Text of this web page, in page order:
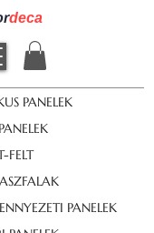
deca
PANELEK
FELT
PANELEK